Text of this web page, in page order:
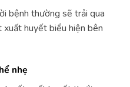
bệnh thường sẽ trải qua
huyết biểu hiện bên
nhẹ